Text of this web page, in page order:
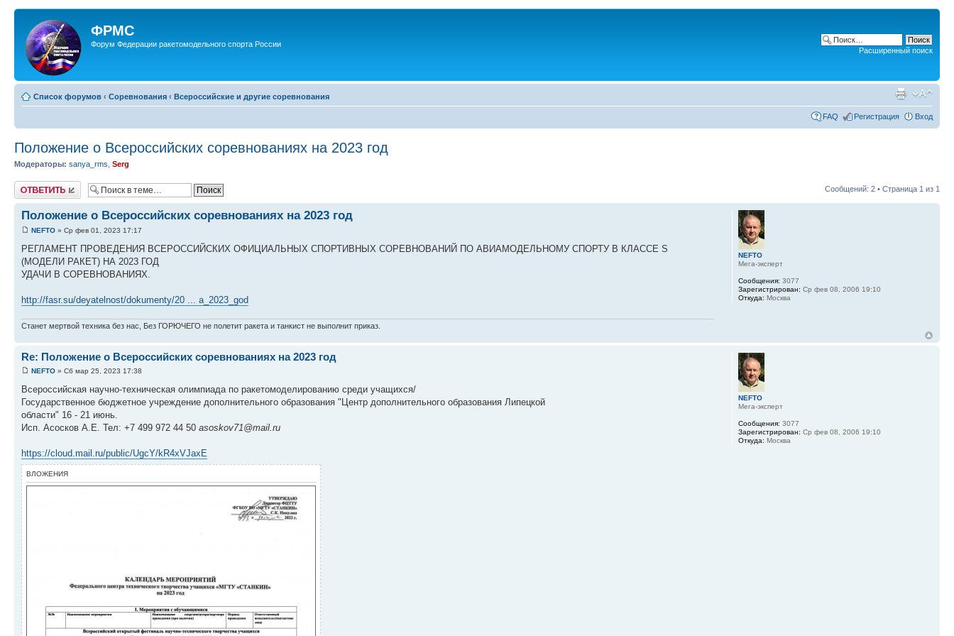
ФРМС
Форум Федерации ракетомодельного спорта России
Расширенный поиск
Список форумов ‹ Соревнования ‹ Всероссийские и другие соревнования
FAQ Регистрация Вход
Положение о Всероссийских соревнованиях на 2023 год
Модераторы: sanya_rms Serg
Ответить Сообщений: 2 • Страница 1 из 1
Положение о Всероссийских соревнованиях на 2023 год
NEFTO » Ср фев 01, 2023 17:17
РЕГЛАМЕНТ ПРОВЕДЕНИЯ ВСЕРОССИЙСКИХ ОФИЦИАЛЬНЫХ СПОРТИВНЫХ СОРЕВНОВАНИЙ ПО АВИАМОДЕЛЬНОМУ СПОРТУ В КЛАССЕ S
(МОДЕЛИ РАКЕТ) НА 2023 ГОД
УДАЧИ В СОРЕВНОВАНИЯХ.
http://fasr.su/deyatelnost/dokumenty/20 ... a_2023_god
Станет мертвой техника без нас, Без ГОРЮЧЕГО не полетит ракета и танкист не выполнит приказ.
NEFTO
Мега-эксперт
Сообщения: 3077
Зарегистрирован: Ср фев 08, 2006 19:10
Откуда: Москва
Re: Положение о Всероссийских соревнованиях на 2023 год
NEFTO » Сб мар 25, 2023 17:38
Всероссийская научно-техническая олимпиада по ракетомоделированию среди учащихся/
Государственное бюджетное учреждение дополнительного образования "Центр дополнительного образования Липецкой
области" 16 - 21 июнь.
Исп. Асосков А.Е. Тел: +7 499 972 44 50 asoskov71@mail.ru
https://cloud.mail.ru/public/UgcY/kR4xVJaxE
ВЛОЖЕНИЯ
NEFTO
Мега-эксперт
Сообщения: 3077
Зарегистрирован: Ср фев 08, 2006 19:10
Откуда: Москва